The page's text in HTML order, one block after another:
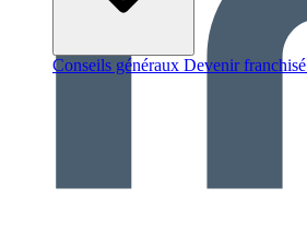
Conseils généraux Devenir franchisé